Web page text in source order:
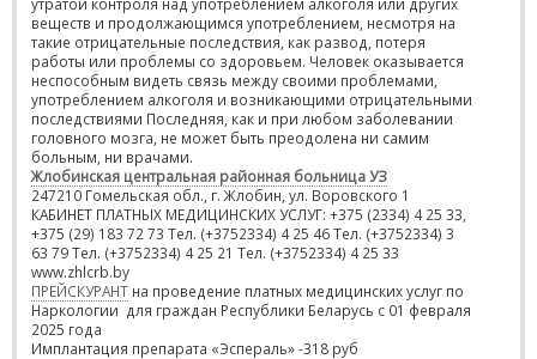
веществ и продолжающимся употреблением, несмотря на
такие отрицательные последствия, как развод, потеря
работы или проблемы со здоровьем. Человек оказывается
неспособным видеть связь между своими проблемами,
употреблением алкоголя и возникающими отрицательными
последствиями Последняя, как и при любом заболевании
головного мозга, не может быть преодолена ни самим
больным, ни врачами.
Жлобинская центральная районная больница УЗ
247210 Гомельская обл., г. Жлобин, ул. Воровского 1
КАБИНЕТ ПЛАТНЫХ МЕДИЦИНСКИХ УСЛУГ: +375 (2334) 4 25 33,
+375 (29) 183 72 73 Тел. (+3752334) 4 25 46 Тел. (+3752334) 3
63 79 Тел. (+3752334) 4 25 21 Тел. (+3752334) 4 25 33
www.zhlcrb.by
ПРЕЙСКУРАНТ на проведение платных медицинских услуг по
Наркологии для граждан Республики Беларусь с 01 февраля
2025 года
Имплантация препарата «Эспераль» -318 руб